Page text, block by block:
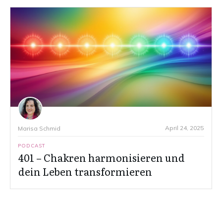
Marisa Schmid April 24, 2025
PODCAST
401 – Chakren harmonisieren und
dein Leben transformieren